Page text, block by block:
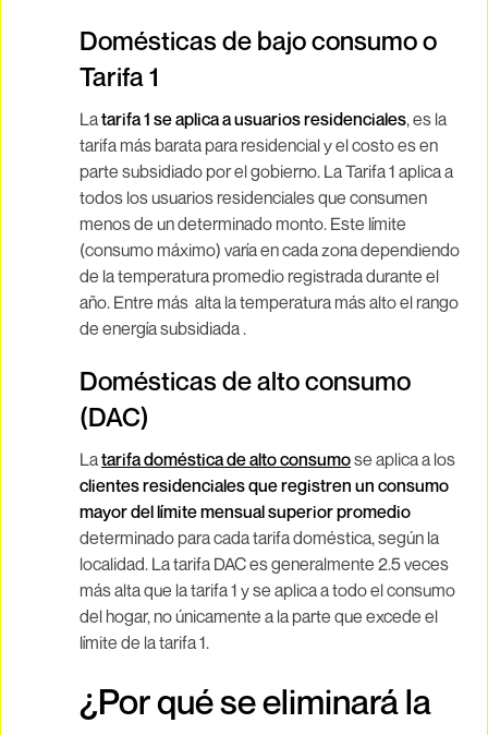
Domésticas de bajo consumo o
Tarifa 1
Latarifa 1 se aplica a usuarios residenciales, es la
tarifa más barata para residencial y el costo es en
parte subsidiado por el gobierno. La Tarifa 1 aplica a
todos los usuarios residenciales que consumen
menos de un determinado monto. Este límite
(consumo máximo) varía en cada zona dependiendo
de la temperatura promedio registrada durante el
año. Entre más alta la temperatura más alto el rango
de energía subsidiada .
Domésticas de alto consumo
(DAC)
Latarifa doméstica de alto consumose aplica a los
clientes residenciales que registren un consumo
mayor del límite mensual superior promedio
determinado para cada tarifa doméstica, según la
localidad. La tarifa DAC es generalmente 2.5 veces
más alta que la tarifa 1 y se aplica a todo el consumo
del hogar, no únicamente a la parte que excede el
límite de la tarifa 1.
¿Por qué se eliminará la